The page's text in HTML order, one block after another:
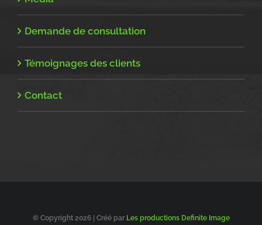
Demande de consultation
Témoignages des clients
Contact
© Copyright 2026 | Créé par Les productions Definite Image